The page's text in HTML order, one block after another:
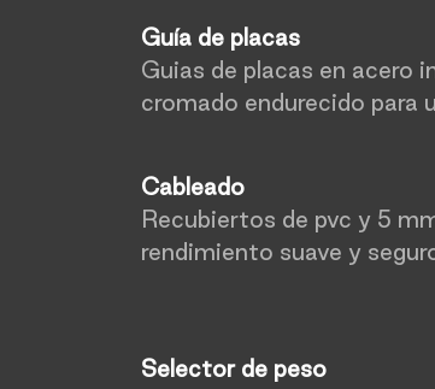
Guía de placas
Guias de placas en acero
cromado endurecido para
Cableado
Recubiertos de pvc y 5
rendimiento suave y
Selector de peso